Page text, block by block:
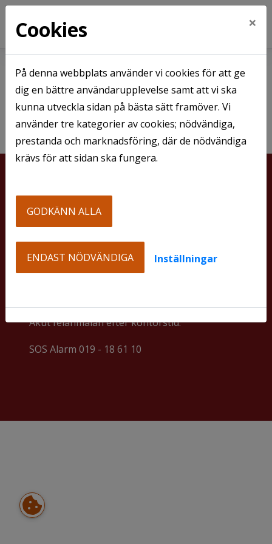
Nyhetsarkiv
Länsgården Fastigheter AB
Skolgatan 36 A,
701 15 Örebro
Akut felanmälan efter kontorstid:
SOS Alarm 019 - 18 61 10
Cookies ×
På denna webbplats använder vi cookies för att ge
dig en bättre användarupplevelse samt att vi ska
kunna utveckla sidan på bästa sätt framöver. Vi
använder tre kategorier av cookies; nödvändiga,
prestanda och marknadsföring, där de nödvändiga
krävs för att sidan ska fungera.
GODKÄNN ALLA
ENDAST NÖDVÄNDIGA Inställningar